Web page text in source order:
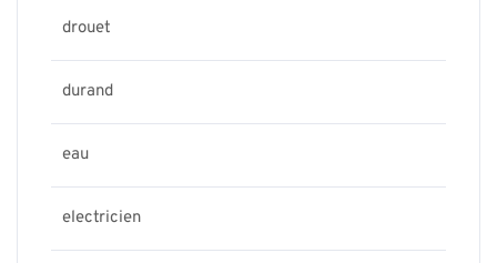
drouet
durand
eau
electricien